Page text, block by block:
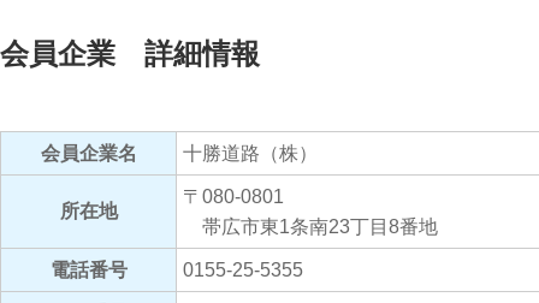
会員企業 詳細情報
会員企業名 十勝道路（株）
所在地
〒080-0801
帯広市東1条南23丁目8番地
電話番号 0155-25-5355